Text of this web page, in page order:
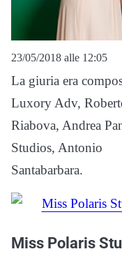
23/05/2018 alle 12:05
La giuria era
Luxory Adv,
Riabova, Andrea
Studios, Antonio
Santabarbara.
Miss Polaris